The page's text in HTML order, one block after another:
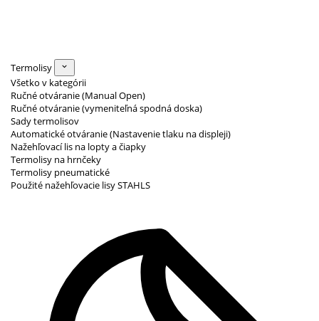
Termolisy
Všetko v kategórii
Ručné otváranie (Manual Open)
Ručné otváranie (vymeniteľná spodná doska)
Sady termolisov
Automatické otváranie (Nastavenie tlaku na displeji)
Nažehľovací lis na lopty a čiapky
Termolisy na hrnčeky
Termolisy pneumatické
Použité nažehľovacie lisy STAHLS